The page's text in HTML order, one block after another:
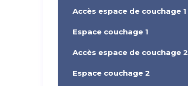
Accès espace de couchage 1
Espace couchage 1
Accès espace de couchage 2
Espace couchage 2